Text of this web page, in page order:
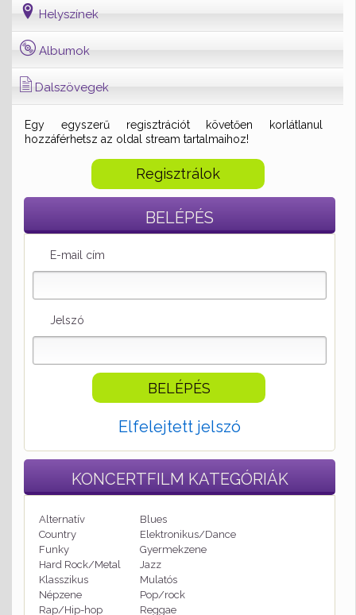
Helyszínek
Albumok
Dalszövegek
Egy egyszerű regisztrációt követően korlátlanul
hozzáférhetsz az oldal stream tartalmaihoz!
Regisztrálok
BELÉPÉS
E-mail cím
Jelszó
Elfelejtett jelszó
KONCERTFILM KATEGÓRIÁK
Alternatív
Blues
Country
Elektronikus/Dance
Funky
Gyermekzene
Hard Rock/Metal
Jazz
Klasszikus
Mulatós
Népzene
Pop/rock
Rap/Hip-hop
Reggae